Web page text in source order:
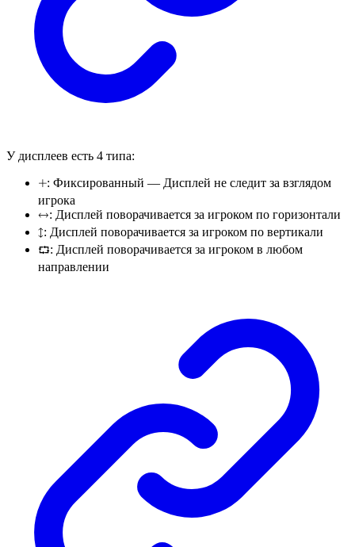
У дисплеев есть 4 типа:
🞡: Фиксированный — Дисплей не следит за взглядом
игрока
🡘: Дисплей поворачивается за игроком по горизонтали
🡙: Дисплей поворачивается за игроком по вертикали
⮔: Дисплей поворачивается за игроком в любом
направлении